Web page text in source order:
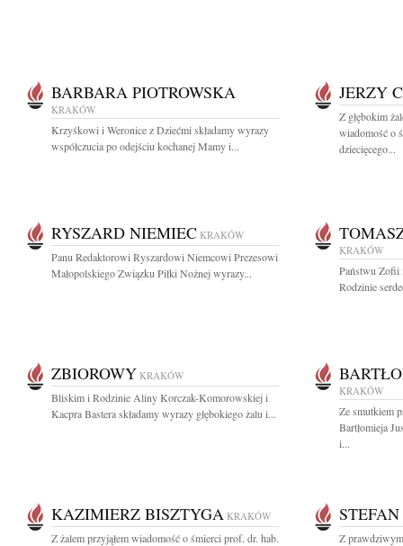
BARBARA PIOTROWSKA
KRAKÓW
Krzyśkowi i Weronice z Dziećmi składamy wyrazy
współczucia po odejściu kochanej Mamy i...
JERZY
Z głębokim
wiadomość o
dziecięcego...
RYSZARD NIEMIEC KRAKÓW
Panu Redaktorowi Ryszardowi Niemcowi Prezesowi
Małopolskiego Związku Piłki Nożnej wyrazy...
KRAKÓW
Państwu Zofii
Rodzinie
ZBIOROWY KRAKÓW
Bliskim i Rodzinie Aliny Korczak-Komorowskiej i
Kacpra Bastera składamy wyrazy głębokiego żalu i...
KRAKÓW
Ze smutkiem
Bartłomieja
i...
KAZIMIERZ BISZTYGA KRAKÓW
Z żalem przyjąłem wiadomość o śmierci prof. dr. hab.
Z